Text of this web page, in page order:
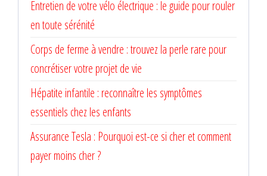
Entretien de votre vélo électrique : le guide pour rouler
en toute sérénité
Corps de ferme à vendre : trouvez la perle rare pour
concrétiser votre projet de vie
Hépatite infantile : reconnaître les symptômes
essentiels chez les enfants
Assurance Tesla : Pourquoi est-ce si cher et comment
payer moins cher ?